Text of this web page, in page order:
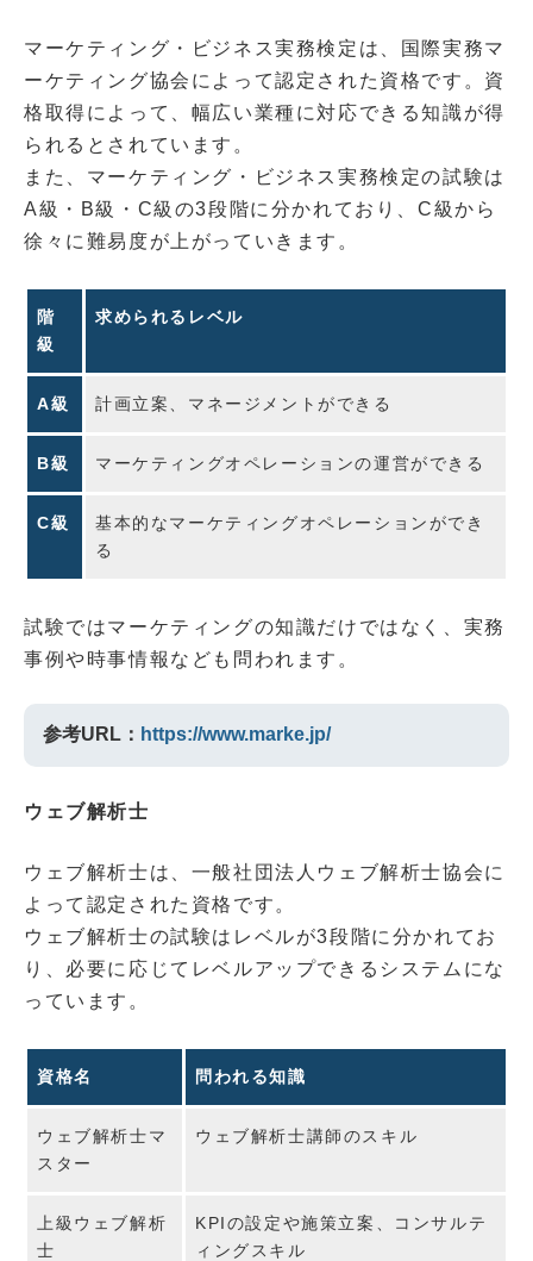
マーケティング・ビジネス実務検定は、国際実務マ
ーケティング協会によって認定された資格です。資
格取得によって、幅広い業種に対応できる知識が得
られるとされています。
また、マーケティング・ビジネス実務検定の試験は
A級・B級・C級の3段階に分かれており、C級から
徐々に難易度が上がっていきます。
階
級
求められるレベル
A級 計画立案、マネージメントができる
B級 マーケティングオペレーションの運営ができる
C級
基本的なマーケティングオペレーションができ
る
試験ではマーケティングの知識だけではなく、実務
事例や時事情報なども問われます。
参考URL： https://www.marke.jp/
ウェブ解析士
ウェブ解析士は、一般社団法人ウェブ解析士協会に
よって認定された資格です。
ウェブ解析士の試験はレベルが3段階に分かれてお
り、必要に応じてレベルアップできるシステムにな
っています。
資格名 問われる知識
ウェブ解析士マ
スター
ウェブ解析士講師のスキル
上級ウェブ解析
士
KPIの設定や施策立案、コンサルテ
ィングスキル